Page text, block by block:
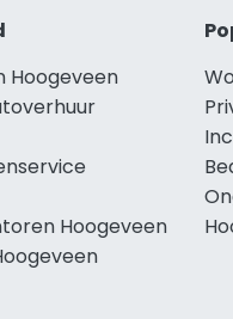
Hoogeveen
Hoogeveen